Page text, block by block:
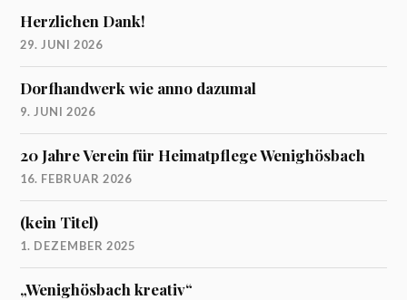
Herzlichen Dank!
29. JUNI 2026
Dorfhandwerk wie anno dazumal
9. JUNI 2026
20 Jahre Verein für Heimatpflege Wenighösbach
16. FEBRUAR 2026
(kein Titel)
1. DEZEMBER 2025
„Wenighösbach kreativ“